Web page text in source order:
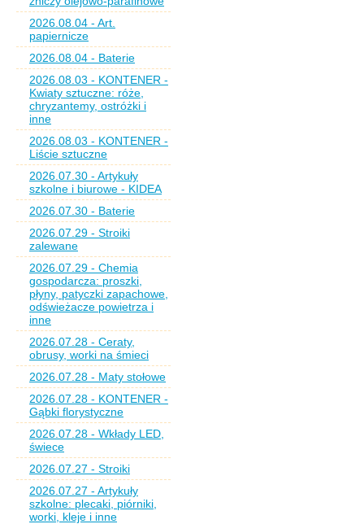
2026.08.04 - Art.
papiernicze
2026.08.04 - Baterie
2026.08.03 - KONTENER -
Kwiaty sztuczne: róże,
chryzantemy, ostróżki i
inne
2026.08.03 - KONTENER -
Liście sztuczne
2026.07.30 - Artykuły
szkolne i biurowe - KIDEA
2026.07.30 - Baterie
2026.07.29 - Stroiki
zalewane
2026.07.29 - Chemia
gospodarcza: proszki,
płyny, patyczki zapachowe,
odświeżacze powietrza i
inne
2026.07.28 - Ceraty,
obrusy, worki na śmieci
2026.07.28 - Maty stołowe
2026.07.28 - KONTENER -
Gąbki florystyczne
2026.07.28 - Wkłady LED,
świece
2026.07.27 - Stroiki
2026.07.27 - Artykuły
szkolne: plecaki, piórniki,
worki, kleje i inne